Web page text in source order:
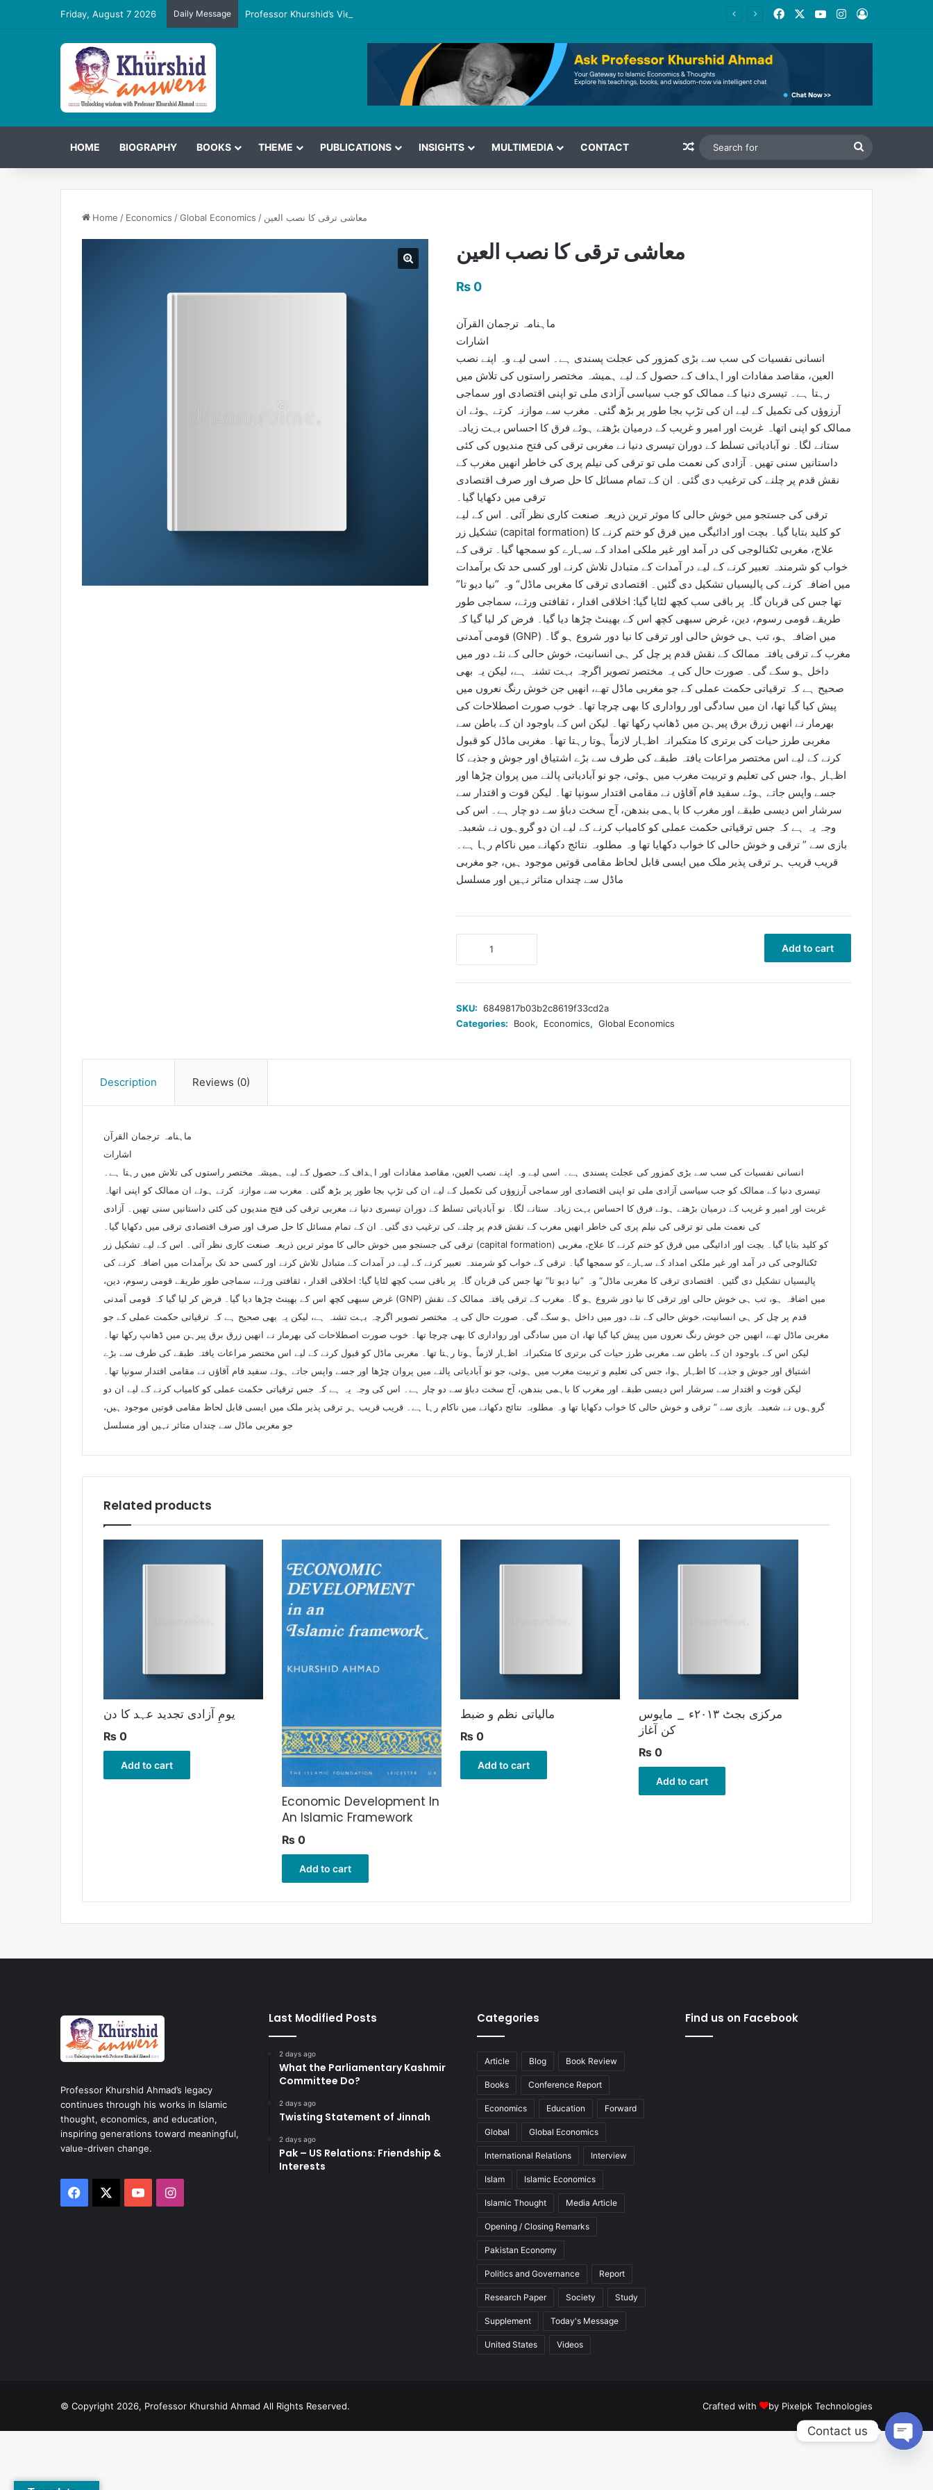
Friday, August 7 2026 Daily Message Professor Khurshid’s View on the G7 Meeting FacebookYouTubeInstagram
Log In
HOME BIOGRAPHY BOOKS THEME PUBLICATIONS INSIGHTS MULTIMEDIA CONTACT Random Article
for
Home / Economics /Global Economics / معاشی ترقی کا نصب العین
معاشی ترقی کا نصب العین
₨0
ماہنامہ ترجمان القرآن
اشارات
انسانی نفسیات کی سب سے بڑی کمزور کی عجلت پسندی ہے۔ اسی لیے وہ اپنے نصب
العین، مقاصد مفادات اور اہداف کے حصول کے لیے ہمیشہ مختصر راستوں کی تلاش میں
رہتا ہے۔ تیسری دنیا کے ممالک کو جب سیاسی آزادی ملی تو اپنی اقتصادی اور سماجی
آرزوؤں کی تکمیل کے لیے ان کی تڑپ بجا طور پر بڑھ گئی۔ مغرب سے موازنہ کرتے ہوئے ان
ممالک کو اپنی اتھاہ غربت اور امیر و غریب کے درمیان بڑھتے ہوئے فرق کا احساس بہت زیادہ
ستانے لگا۔ نو آبادیاتی تسلط کے دوران تیسری دنیا نے مغربی ترقی کی فتح مندیوں کی کئی
داستانیں سنی تھیں۔ آزادی کی نعمت ملی تو ترقی کی نیلم پری کی خاطر انھیں مغرب کے
نقش قدم پر چلنے کی ترغیب دی گئی۔ ان کے تمام مسائل کا حل صرف اور صرف اقتصادی
ترقی میں دکھایا گیا۔
ترقی کی جستجو میں خوش حالی کا موثر ترین ذریعہ صنعت کاری نظر آئی۔ اس کے لیے
تشکیل زر (capital formation) کو کلید بتایا گیا۔ بچت اور ادائیگی میں فرق کو ختم کرنے کا
علاج، مغربی ٹکنالوجی کی در آمد اور غیر ملکی امداد کے سہارے کو سمجھا گیا۔ ترقی کے
خواب کو شرمندہ تعبیر کرنے کے لیے در آمدات کے متبادل تلاش کرنے اور کسی حد تک برآمدات
میں اضافہ کرنے کی پالیسیاں تشکیل دی گئیں۔ اقتصادی ترقی کا مغربی ماڈل“ وہ ”نیا دیو تا”
تھا جس کی قربان گاہ پر باقی سب کچھ لٹایا گیا: اخلاقی اقدار ، ثقافتی ورثے، سماجی طور
طریقے قومی رسوم، دین، غرض سبھی کچھ اس کے بھینٹ چڑھا دیا گیا۔ فرض کر لیا گیا کہ
قومی آمدنی (GNP) میں اضافہ ہو، تب ہی خوش حالی اور ترقی کا نیا دور شروع ہو گا۔
مغرب کے ترقی یافتہ ممالک کے نقش قدم پر چل کر ہی انسانیت، خوش حالی کے نئے دور میں
داخل ہو سکے گی۔ صورت حال کی یہ مختصر تصویر اگرچہ بہت تشنہ ہے، لیکن یہ بھی
صحیح ہے کہ ترقیاتی حکمت عملی کے جو مغربی ماڈل تھے، انھیں جن خوش رنگ نعروں میں
پیش کیا گیا تھا، ان میں سادگی اور رواداری کا بھی چرچا تھا۔ خوب صورت اصطلاحات کی
بھرمار نے انھیں زرق برق پیرہن میں ڈھانپ رکھا تھا۔ لیکن اس کے باوجود ان کے باطن سے
مغربی طرز حیات کی برتری کا متکبرانہ اظہار لازماً ہوتا رہتا تھا۔ مغربی ماڈل کو قبول
کرنے کے لیے اس مختصر مراعات یافتہ طبقے کی طرف سے بڑے اشتیاق اور جوش و جذبے کا
اظہار ہوا، جس کی تعلیم و تربیت مغرب میں ہوئی، جو نو آبادیاتی پالنے میں پروان چڑھا اور
جسے واپس جاتے ہوئے سفید فام آقاؤں نے مقامی اقتدار سونپا تھا۔ لیکن قوت و اقتدار سے
سرشار اس دیسی طبقے اور مغرب کا باہمی بندھن، آج سخت دباؤ سے دو چار ہے۔ اس کی
وجہ یہ ہے کہ جس ترقیاتی حکمت عملی کو کامیاب کرنے کے لیے ان دو گروہوں نے شعبدہ
بازی سے ” ترقی و خوش حالی کا خواب دکھایا تھا وہ مطلوبہ نتائج دکھانے میں ناکام رہا ہے۔
قریب قریب ہر ترقی پذیر ملک میں ایسی قابل لحاظ مقامی قوتیں موجود ہیں، جو مغربی
ماڈل سے چنداں متاثر نہیں اور مسلسل
نصب
quantity
Add to cart
SKU: 6849817b03b2c8619f33cd2a
Categories:
Book, Economics, Global Economics
Description Reviews (0)
ماہنامہ ترجمان القرآن
اشارات
انسانی نفسیات کی سب سے بڑی کمزور کی عجلت پسندی ہے۔ اسی لیے وہ اپنے نصب العین، مقاصد مفادات اور اہداف کے حصول کے لیے ہمیشہ مختصر راستوں کی تلاش میں رہتا ہے۔
تیسری دنیا کے ممالک کو جب سیاسی آزادی ملی تو اپنی اقتصادی اور سماجی آرزوؤں کی تکمیل کے لیے ان کی تڑپ بجا طور پر بڑھ گئی۔ مغرب سے موازنہ کرتے ہوئے ان ممالک کو اپنی اتھاہ
غربت اور امیر و غریب کے درمیان بڑھتے ہوئے فرق کا احساس بہت زیادہ ستانے لگا۔ نو آبادیاتی تسلط کے دوران تیسری دنیا نے مغربی ترقی کی فتح مندیوں کی کئی داستانیں سنی تھیں۔ آزادی
کی نعمت ملی تو ترقی کی نیلم پری کی خاطر انھیں مغرب کے نقش قدم پر چلنے کی ترغیب دی گئی۔ ان کے تمام مسائل کا حل صرف اور صرف اقتصادی ترقی میں دکھایا گیا۔
ترقی کی جستجو میں خوش حالی کا موثر ترین ذریعہ صنعت کاری نظر آئی۔ اس کے لیے تشکیل زر (capital formation) کو کلید بتایا گیا۔ بچت اور ادائیگی میں فرق کو ختم کرنے کا علاج، مغربی
ٹکنالوجی کی در آمد اور غیر ملکی امداد کے سہارے کو سمجھا گیا۔ ترقی کے خواب کو شرمندہ تعبیر کرنے کے لیے در آمدات کے متبادل تلاش کرنے اور کسی حد تک برآمدات میں اضافہ کرنے کی
پالیسیاں تشکیل دی گئیں۔ اقتصادی ترقی کا مغربی ماڈل“ وہ ”نیا دیو تا” تھا جس کی قربان گاہ پر باقی سب کچھ لٹایا گیا: اخلاقی اقدار ، ثقافتی ورثے، سماجی طور طریقے قومی رسوم، دین،
غرض سبھی کچھ اس کے بھینٹ چڑھا دیا گیا۔ فرض کر لیا گیا کہ قومی آمدنی (GNP) میں اضافہ ہو، تب ہی خوش حالی اور ترقی کا نیا دور شروع ہو گا۔ مغرب کے ترقی یافتہ ممالک کے نقش
قدم پر چل کر ہی انسانیت، خوش حالی کے نئے دور میں داخل ہو سکے گی۔ صورت حال کی یہ مختصر تصویر اگرچہ بہت تشنہ ہے، لیکن یہ بھی صحیح ہے کہ ترقیاتی حکمت عملی کے جو
مغربی ماڈل تھے، انھیں جن خوش رنگ نعروں میں پیش کیا گیا تھا، ان میں سادگی اور رواداری کا بھی چرچا تھا۔ خوب صورت اصطلاحات کی بھرمار نے انھیں زرق برق پیرہن میں ڈھانپ رکھا تھا۔
لیکن اس کے باوجود ان کے باطن سے مغربی طرز حیات کی برتری کا متکبرانہ اظہار لازماً ہوتا رہتا تھا۔ مغربی ماڈل کو قبول کرنے کے لیے اس مختصر مراعات یافتہ طبقے کی طرف سے بڑے
اشتیاق اور جوش و جذبے کا اظہار ہوا، جس کی تعلیم و تربیت مغرب میں ہوئی، جو نو آبادیاتی پالنے میں پروان چڑھا اور جسے واپس جاتے ہوئے سفید فام آقاؤں نے مقامی اقتدار سونپا تھا۔
لیکن قوت و اقتدار سے سرشار اس دیسی طبقے اور مغرب کا باہمی بندھن، آج سخت دباؤ سے دو چار ہے۔ اس کی وجہ یہ ہے کہ جس ترقیاتی حکمت عملی کو کامیاب کرنے کے لیے ان دو
گروہوں نے شعبدہ بازی سے ” ترقی و خوش حالی کا خواب دکھایا تھا وہ مطلوبہ نتائج دکھانے میں ناکام رہا ہے۔ قریب قریب ہر ترقی پذیر ملک میں ایسی قابل لحاظ مقامی قوتیں موجود ہیں،
جو مغربی ماڈل سے چنداں متاثر نہیں اور مسلسل
Related products
یومِ آزادی تجدید عہد کا دن
₨ 0
Add to cart
Economic Development In
An Islamic Framework
₨0
Add to cart
مالیاتی نظم و ضبط
₨0
Add to cart
مرکزی بجٹ ۲۰۱۳ء _ مایوس
کن آغاز
₨0
Add to cart
Professor Khurshid Ahmad’s legacy
continues through his works in Islamic
thought, economics, and education,
inspiring generations toward meaningful,
value-driven change.
Facebook YouTubeInstagram
Last Modified Posts
2 days ago
What the Parliamentary Kashmir
Committee Do?
2 days ago
Twisting Statement of Jinnah
2 days ago
Pak – US Relations: Friendship &
Interests
Categories
Article Blog Book Review
Books Conference Report
Economics Education Forward
Global Global Economics
International Relations Interview
Islam Islamic Economics
Islamic Thought Media Article
Opening / Closing Remarks
Pakistan Economy
Politics and Governance Report
Research Paper Society Study
Supplement Today's Message
United States Videos
Find us on Facebook
© Copyright 2026, Professor Khurshid Ahmad All Rights Reserved. Crafted with by Pixelpk Technologies
Contact us